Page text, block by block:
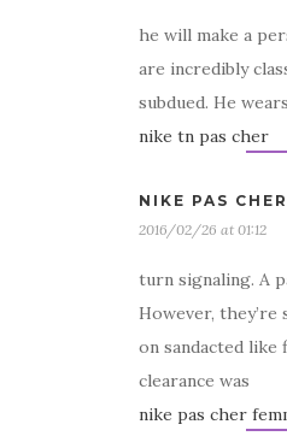
he will make a
are incredibly
subdued. He
nike tn pas cher
NIKE PAS
2016/02/26 at 01:12
turn signaling. A
However,
on sandacted
clearance was
nike pas cher